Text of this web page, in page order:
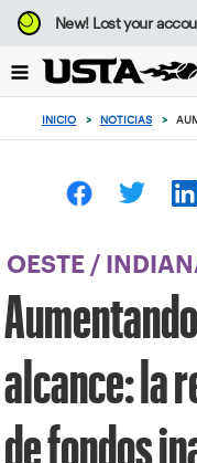
Enfoque
desde
botón
volver
principio
New!Lost your
INICIO > NOTICIAS >
OESTE /
Aumentando
alcance: la
de fondos